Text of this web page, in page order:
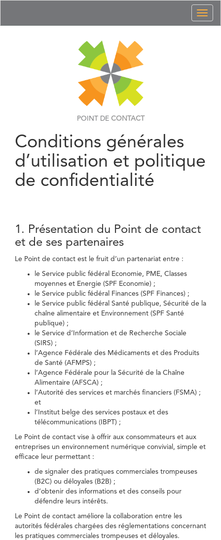
POINT DE CONTACT
Conditions générales
d’utilisation et politique
de confidentialité
1. Présentation du Point de contact
et de ses partenaires
Le Point de contact est le fruit d’un partenariat entre :
le Service public fédéral Economie, PME, Classes
moyennes et Energie (SPF Economie) ;
le Service public fédéral Finances (SPF Finances) ;
le Service public fédéral Santé publique, Sécurité de la
chaîne alimentaire et Environnement (SPF Santé
publique) ;
le Service d’Information et de Recherche Sociale
(SIRS) ;
l’Agence Fédérale des Médicaments et des Produits
de Santé (AFMPS) ;
l’Agence Fédérale pour la Sécurité de la Chaîne
Alimentaire (AFSCA) ;
l’Autorité des services et marchés financiers (FSMA) ;
et
l’Institut belge des services postaux et des
télécommunications (IBPT) ;
Le Point de contact vise à offrir aux consommateurs et aux
entreprises un environnement numérique convivial, simple et
efficace leur permettant :
de signaler des pratiques commerciales trompeuses
(B2C) ou déloyales (B2B) ;
d’obtenir des informations et des conseils pour
défendre leurs intérêts.
Le Point de contact améliore la collaboration entre les
autorités fédérales chargées des réglementations concernant
les pratiques commerciales trompeuses et déloyales.